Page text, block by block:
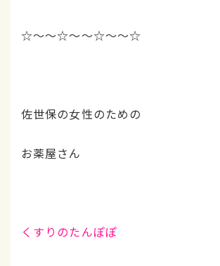
☆～～☆～～☆～～☆
佐世保の女性のための
お薬屋さん
くすりのたんぽぽ